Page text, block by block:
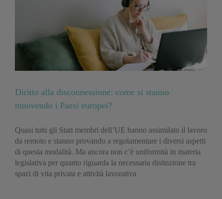
Diritto alla disconnessione: come si stanno
muovendo i Paesi europei?
Quasi tutti gli Stati membri dell’UE hanno assimilato il lavoro
da remoto e stanno provando a regolamentare i diversi aspetti
di questa modalità. Ma ancora non c’è uniformità in materia
legislativa per quanto riguarda la necessaria distinzione tra
spazi di vita privata e attività lavorativa